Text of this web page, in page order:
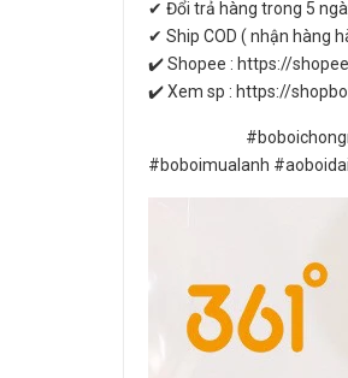
✔ Đổi trả hàng trong 5
✔ Ship COD ( nhận hàng
✔️ Shopee : https://
✔️ Xem sp : https://
#boboichongnang
#boboimualanh